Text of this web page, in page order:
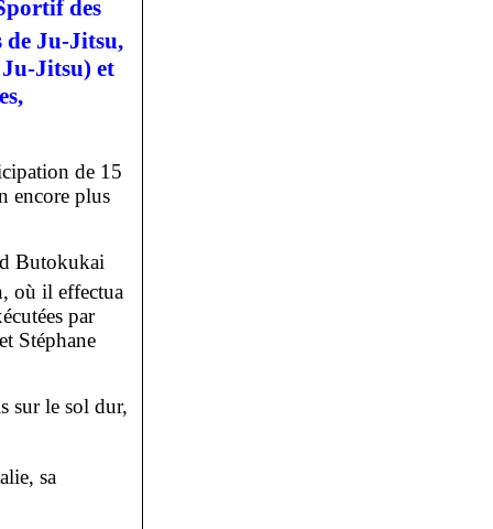
des
de Ju-Jitsu,
Jitsu) et
de 15
encore plus
Butokukai
où il effectua
par
Stéphane
sur le sol dur,
sa